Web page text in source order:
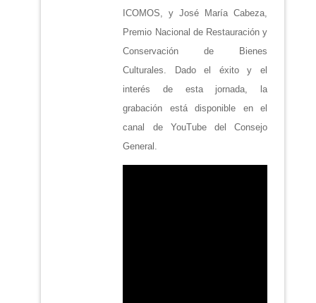
ICOMOS, y José María Cabeza,
Premio Nacional de Restauración y
Conservación de Bienes
Culturales. Dado el éxito y el
interés de esta jornada, la
grabación está disponible en el
canal de YouTube del Consejo
General.